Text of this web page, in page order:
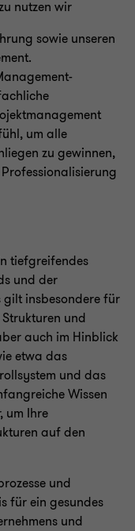
nutzen wir
sowie unseren
um alle
zu gewinnen,
tiefgreifendes
und der
gilt insbesondere für
und
auch im Hinblick
etwa das
und das
Wissen
um Ihre
auf den
und
für ein gesundes
und